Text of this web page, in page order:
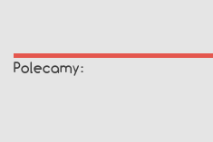
Polecamy: